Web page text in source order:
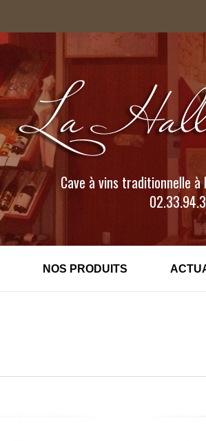
Cave à vins traditionnelle
NOS PRODUITS